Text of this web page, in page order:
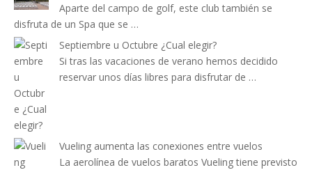
Aparte del campo de golf, este club también se
disfruta de un Spa que se …
Septiembre u Octubre ¿Cual elegir?
Si tras las vacaciones de verano hemos decidido
reservar unos días libres para disfrutar de …
Vueling aumenta las conexiones entre vuelos
La aerolínea de vuelos baratos Vueling tiene previsto